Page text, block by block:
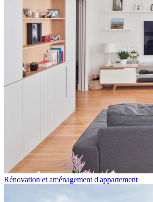
Rénovation et aménagement d'appartement